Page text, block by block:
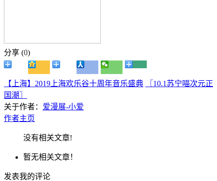
分享 (0)
【上海】2019上海欢乐谷十周年音乐盛典
〖10.1苏宁喵次元正
国潮〗
关于作者： 爱漫展-小爱
作者主页
没有相关文章!
暂无相关文章！
发表我的评论